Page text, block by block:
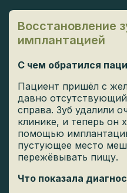
Восстановление
имплантацией
С чем обратился
Пациент пришёл с
давно
справа. Зуб удалили
клинике, и теперь он
помощью
пустующее место
пережёвывать пищу.
Что показала